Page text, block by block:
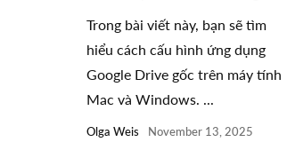
Trong bài viết này, bạn sẽ tìm
hiểu cách cấu hình ứng dụng
Google Drive gốc trên máy tính
Mac và Windows. ...
Olga Weis November 13, 2025